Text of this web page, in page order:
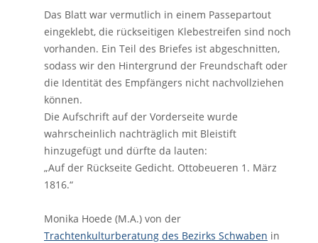
Das Blatt war vermutlich in einem Passepartout
eingeklebt, die rückseitigen Klebestreifen sind noch
vorhanden. Ein Teil des Briefes ist abgeschnitten,
sodass wir den Hintergrund der Freundschaft oder
die Identität des Empfängers nicht nachvollziehen
können.
Die Aufschrift auf der Vorderseite wurde
wahrscheinlich nachträglich mit Bleistift
hinzugefügt und dürfte da lauten:
„Auf der Rückseite Gedicht. Ottobeueren 1. März
1816.“
Monika Hoede (M.A.) von der
Trachtenkulturberatung des Bezirks Schwaben in